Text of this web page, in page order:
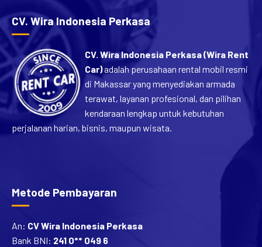
CV. Wira Indonesia Perkasa
CV. Wira Indonesia Perkasa (Wira Rent
Car)adalah perusahaan rental mobil resmi
di Makassar yang menyediakan armada
terawat, layanan profesional, dan pilihan
kendaraan lengkap untuk kebutuhan
perjalanan harian, bisnis, maupun wisata.
Metode Pembayaran
An: CV Wira Indonesia Perkasa
Bank BNI: 241 0** 049 6